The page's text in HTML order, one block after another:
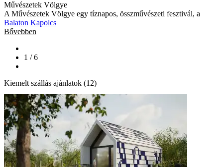
Művészetek Völgye
A Művészetek Völgye egy tíznapos, összművészeti fesztivál, a
Balaton Kapolcs
Bővebben
1 / 6
Kiemelt szállás ajánlatok (12)